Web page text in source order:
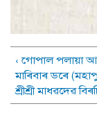
‹ গােপাল পলায়া
মাৰিবাৰ ডৰে
শ্ৰীশ্ৰী মাধৱদেৱ